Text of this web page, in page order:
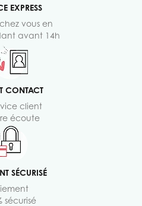
EXPRESS
vous en
avant 14h
CONTACT
client
écoute
SÉCURISÉ
sécurisé